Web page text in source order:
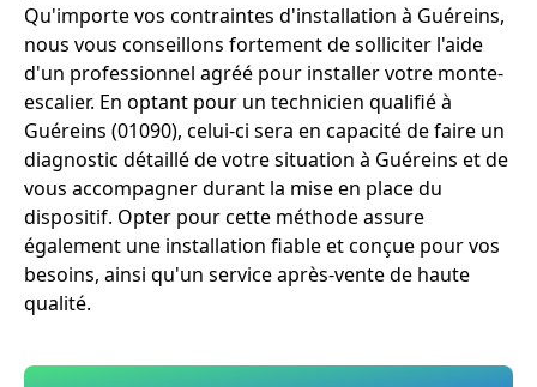
Qu'importe vos contraintes d'installation à Guéreins,
nous vous conseillons fortement de solliciter l'aide
d'un professionnel agréé pour installer votre monte-
escalier. En optant pour un technicien qualifié à
Guéreins (01090), celui-ci sera en capacité de faire un
diagnostic détaillé de votre situation à Guéreins et de
vous accompagner durant la mise en place du
dispositif. Opter pour cette méthode assure
également une installation fiable et conçue pour vos
besoins, ainsi qu'un service après-vente de haute
qualité.